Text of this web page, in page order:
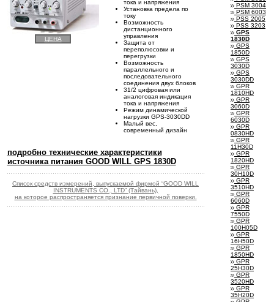
тока и напряжения
Установка предела по
току
Возможность
дистанционного
управления
Защита от
переполюсовки и
перегрузки
Возможность
параллельного и
последовательного
соединения двух блоков
31/2 цифровая или
аналоговая индикация
тока и напряжения
Режим динамической
нагрузки GPS-3030DD
Малый вес,
современный дизайн
ЦЕНА
подробно технические характеристики
источника питания GOOD WILL GPS 1830D
Список средств измерений, выпускаемой фирмой “GOOD WILL
INSTRUMENTS CO., LTD” (Тайвань),
на которое распространяется признание первичной поверки.
PSM 3004
PSM 6003
PSS 2005
PSS 3203
GPS
1830D
GPS
1850D
GPS
3030D
GPS
3030DD
GPR
1810HD
GPR
3060D
GPR
6030D
GPR
0830HD
GPR
11H30D
GPR
1820HD
GPR
30H10D
GPR
3510HD
GPR
6060D
GPR
7550D
GPR
100H05D
GPR
16H50D
GPR
1850HD
GPR
25H30D
GPR
3520HD
GPR
35H20D